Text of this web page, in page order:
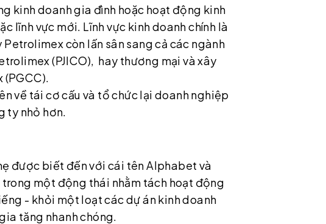
kinh doanh gia đình hoặc hoạt động kinh
lĩnh vực mới. Lĩnh vực kinh doanh chính là
còn lấn sân sang cả các ngành
(PJICO), hay thương mại và xây
về tái cơ cấu và tổ chức lại doanh nghiệp
ty nhỏ hơn.
được biết đến với cái tên Alphabet và
một động thái nhằm tách hoạt động
- khỏi một loạt các dự án kinh doanh
tăng nhanh chóng.